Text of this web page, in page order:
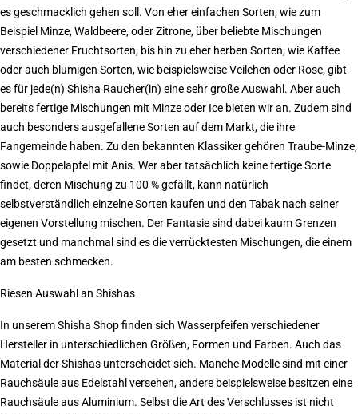
es geschmacklich gehen soll. Von eher einfachen Sorten, wie zum
Beispiel Minze, Waldbeere, oder Zitrone, über beliebte Mischungen
verschiedener Fruchtsorten, bis hin zu eher herben Sorten, wie Kaffee
oder auch blumigen Sorten, wie beispielsweise Veilchen oder Rose, gibt
es für jede(n) Shisha Raucher(in) eine sehr große Auswahl. Aber auch
bereits fertige Mischungen mit Minze oder Ice bieten wir an. Zudem sind
auch besonders ausgefallene Sorten auf dem Markt, die ihre
Fangemeinde haben. Zu den bekannten Klassiker gehören Traube-Minze,
sowie Doppelapfel mit Anis. Wer aber tatsächlich keine fertige Sorte
findet, deren Mischung zu 100 % gefällt, kann natürlich
selbstverständlich einzelne Sorten kaufen und den Tabak nach seiner
eigenen Vorstellung mischen. Der Fantasie sind dabei kaum Grenzen
gesetzt und manchmal sind es die verrücktesten Mischungen, die einem
am besten schmecken.
Riesen Auswahl an Shishas
In unserem Shisha Shop finden sich Wasserpfeifen verschiedener
Hersteller in unterschiedlichen Größen, Formen und Farben. Auch das
Material der Shishas unterscheidet sich. Manche Modelle sind mit einer
Rauchsäule aus Edelstahl versehen, andere beispielsweise besitzen eine
Rauchsäule aus Aluminium. Selbst die Art des Verschlusses ist nicht